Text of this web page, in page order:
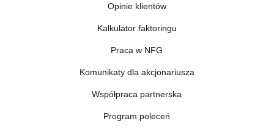
Opinie klientów
Kalkulator faktoringu
Praca w NFG
Komunikaty dla akcjonariusza
Współpraca partnerska
Program poleceń